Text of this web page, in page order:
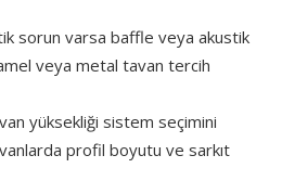
sorun varsa baffle veya akustik
veya metal tavan tercih
yüksekliği sistem seçimini
profil boyutu ve sarkıt